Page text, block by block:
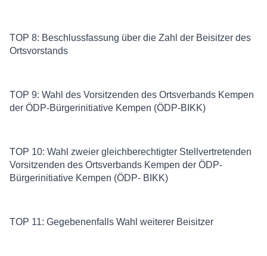
TOP 8: Beschlussfassung über die Zahl der Beisitzer des
Ortsvorstands
TOP 9: Wahl des Vorsitzenden des Ortsverbands Kempen
der ÖDP-Bürgerinitiative Kempen (ÖDP-BIKK)
TOP 10: Wahl zweier gleichberechtigter Stellvertretenden
Vorsitzenden des Ortsverbands Kempen der ÖDP-
Bürgerinitiative Kempen (ÖDP- BIKK)
TOP 11: Gegebenenfalls Wahl weiterer Beisitzer